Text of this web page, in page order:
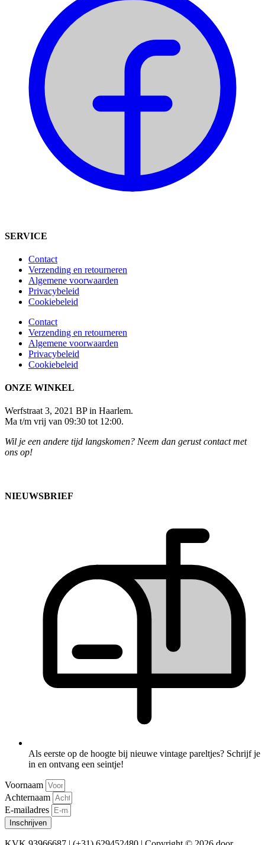
SERVICE
Contact
Verzending en retourneren
Algemene voorwaarden
Privacybeleid
Cookiebeleid
Contact
Verzending en retourneren
Algemene voorwaarden
Privacybeleid
Cookiebeleid
ONZE WINKEL
Werfstraat 3, 2021 BP in Haarlem.
Ma t/m vrij van 09:30 tot 12:00.
Wil je een andere tijd langskomen? Neem dan gerust contact met
ons op!
NIEUWSBRIEF
Als eerste op de hoogte bij nieuwe vintage pareltjes? Schrijf je
in en ontvang een seintje!
Voornaam
Achternaam
E-mailadres
Inschrijven